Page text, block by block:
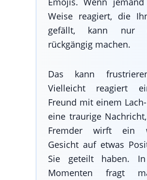
Weise reagiert, die
gefällt, kann nur
rückgängig machen.
Das kann
Vielleicht reagiert
Freund mit einem
eine traurige
Fremder wirft ein
Gesicht auf etwas
Sie geteilt haben.
Momenten fragt